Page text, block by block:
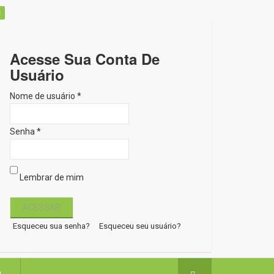
Acesse Sua Conta De
Usuário
Nome de usuário *
Senha *
Lembrar de mim
Esqueceu sua senha? Esqueceu seu usuário?